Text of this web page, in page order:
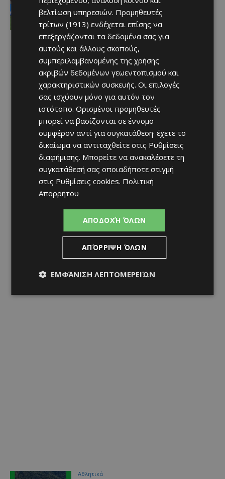
τα γκολ του ΑΠΟΕΛ
Afentiko - 08/08/2026
Αθλητικά
βελτίωση υπηρεσιών. Προμηθευτές
τρίτων (1913) ενδέχεται επίσης να
επεξεργάζονται τα δεδομένα σας για
αυτούς και άλλους σκοπούς,
συμπεριλαμβανομένης της χρήσης
ακριβών δεδομένων γεωεντοπισμού και
χαρακτηριστικών συσκευής. Οι επιλογές
σας ισχύουν μόνο για αυτόν τον
ιστότοπο. Ορισμένοι προμηθευτές
μπορεί να βασίζονται σε έννομο
συμφέρον αντί για συγκατάθεση· έχετε το
δικαίωμα να αντιταχθείτε στις Ρυθμίσεις
διαφήμισης. Μπορείτε να ανακαλέσετε τη
συγκατάθεσή σας οποιαδήποτε στιγμή
στις Ρυθμίσεις cookies. Πολιτική
Απορρήτου
ΑΠΟΔΟΧΉ ΌΛΩΝ
ΑΠΌΡΡΙΨΗ ΌΛΩΝ
ΕΜΦΆΝΙΣΗ ΛΕΠΤΟΜΕΡΕΙΏΝ